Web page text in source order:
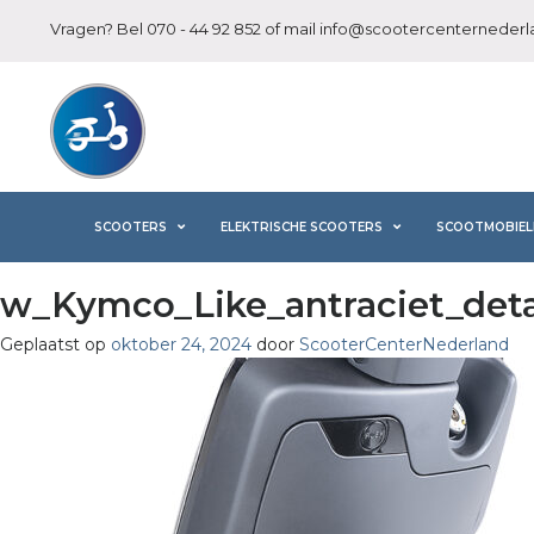
Vragen? Bel 070 - 44 92 852 of mail
SCOOTERS ELEKTRISCHE SCOOTERS
Geplaatst op oktober 24, 2024 door ScooterCenterNederland